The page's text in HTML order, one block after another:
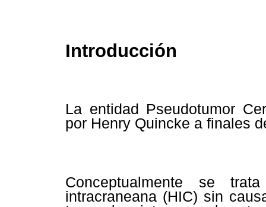
Introducción
La entidad Pseudotumor
por Henry Quincke a finales
Conceptualmente se
intracraneana (HIC) sin